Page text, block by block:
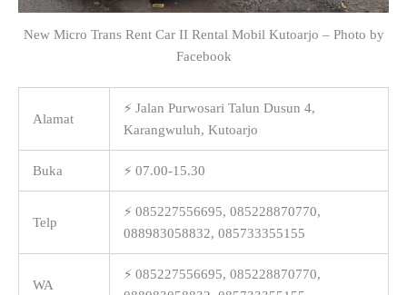
New Micro Trans Rent Car II Rental Mobil Kutoarjo – Photo by
Facebook
Alamat
⚡ Jalan Purwosari Talun Dusun 4,
Karangwuluh, Kutoarjo
Buka ⚡ 07.00-15.30
Telp
⚡ 085227556695, 085228870770,
088983058832, 085733355155
WA
⚡ 085227556695, 085228870770,